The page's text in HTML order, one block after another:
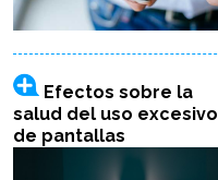
Efectos sobre la
salud del uso excesivo
de pantallas